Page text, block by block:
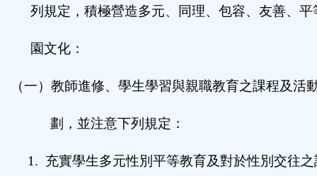
列規定，積極營造多元、同理、包容、友善、
園文化：
（一）教師進修、學生學習與親職教育之課程及活
劃，並注意下列規定：
1. 充實學生多元性別平等教育及對於性別交往